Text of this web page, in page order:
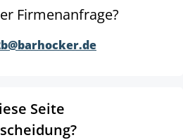
Firmenanfrage?
Seite